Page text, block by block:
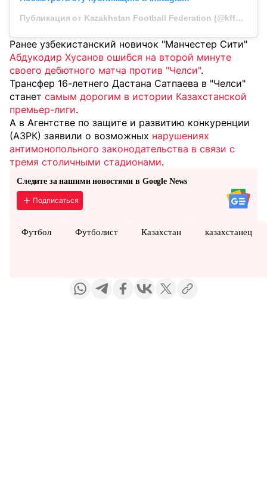
Публикация от Kazakhstan Football Federation (@kff_resmi)
Ранее узбекистанский новичок "Манчестер Сити"
Абдукодир Хусанов ошибся на второй минуте
своего дебютного матча против "Челси".
Трансфер 16-летнего Дастана Сатпаева в "Челси"
станет самым дорогим в истории Казахстанской
премьер-лиги.
А в Агентстве по защите и развитию конкуренции
(АЗРК) заявили о возможных нарушениях
антимонопольного законодательства в связи c
тремя столичными стадионами.
Следите за нашими новостями в Google News
Подписаться
Футбол Футболист Казахстан казахстанец